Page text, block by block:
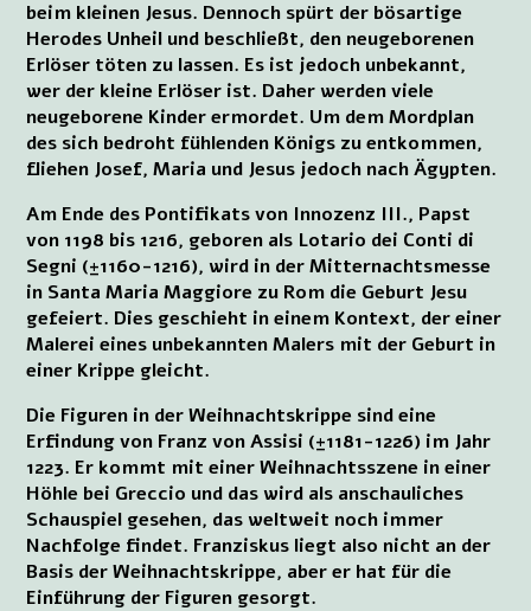
beim kleinen Jesus. Dennoch spürt der bösartige
Herodes Unheil und beschließt, den neugeborenen
Erlöser töten zu lassen. Es ist jedoch unbekannt,
wer der kleine Erlöser ist. Daher werden viele
neugeborene Kinder ermordet. Um dem Mordplan
des sich bedroht fühlenden Königs zu entkommen,
fliehen Josef, Maria und Jesus jedoch nach Ägypten.
Am Ende des Pontifikats von Innozenz III., Papst
von 1198 bis 1216, geboren als Lotario dei Conti di
Segni (±1160-1216), wird in der Mitternachtsmesse
in Santa Maria Maggiore zu Rom die Geburt Jesu
gefeiert. Dies geschieht in einem Kontext, der einer
Malerei eines unbekannten Malers mit der Geburt in
einer Krippe gleicht.
Die Figuren in der Weihnachtskrippe sind eine
Erfindung von Franz von Assisi (±1181-1226) im Jahr
1223. Er kommt mit einer Weihnachtsszene in einer
Höhle bei Greccio und das wird als anschauliches
Schauspiel gesehen, das weltweit noch immer
Nachfolge findet. Franziskus liegt also nicht an der
Basis der Weihnachtskrippe, aber er hat für die
Einführung der Figuren gesorgt.